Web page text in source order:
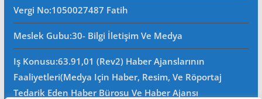
Vergi No:1050027487 Fatih
Meslek Gubu:30- Bilgi İletişim Ve Medya
Iş Konusu:63.91,01 (Rev2) Haber Ajanslarının
Faaliyetleri(Medya Için Haber, Resim, Ve Röportaj
Tedarik Eden Haber Bürosu Ve Haber Ajansı